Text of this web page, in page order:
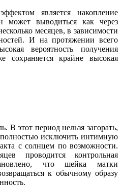
является накопление
может выводиться как через
месяцев, в зависимости
И на протяжении всего
вероятность получения
сохраняется крайне высокая
В этот период нельзя загорать,
полностью исключить интимную
с солнцем по возможности.
проводится контрольная
что шейка матки
к обычному образу